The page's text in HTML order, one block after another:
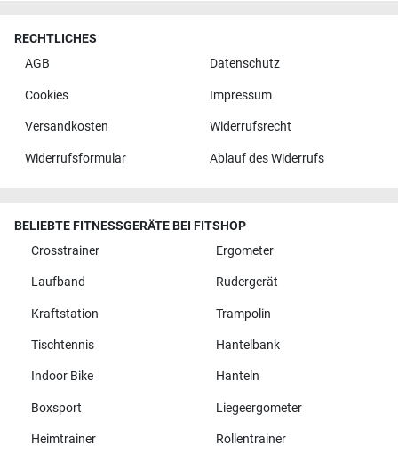
RECHTLICHES
AGB
Datenschutz
Cookies Impressum
Versandkosten Widerrufsrecht
Widerrufsformular Ablauf des Widerrufs
BELIEBTE FITNESSGERÄTE BEI FITSHOP
Crosstrainer
Ergometer
Laufband Rudergerät
Kraftstation Trampolin
Tischtennis Hantelbank
Indoor Bike Hanteln
Boxsport Liegeergometer
Heimtrainer Rollentrainer